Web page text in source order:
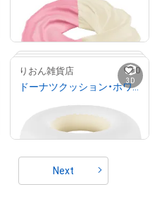
# 2/100
1,000 ($6.34
Primary Sale
3D
りおん雑貨店 0
ドーナツクッション・ホワイト
1,000 ($6.34)
Primary Sale
Next